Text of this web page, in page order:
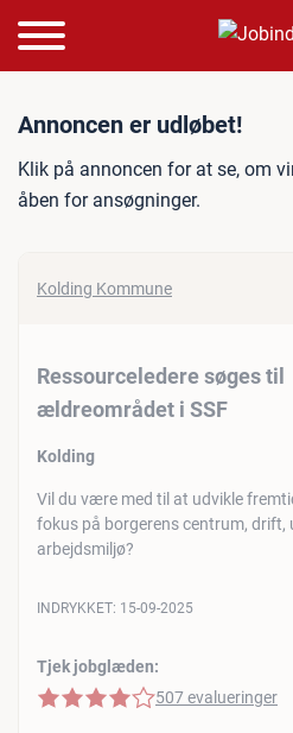
Jobannonce:
Annoncen er udløbet!
Klik på annoncen for at se, om
åben for ansøgninger.
Kolding Kommune
Ressourceledere søges til
ældreområdet i SSF
Kolding
Vil du være med til at udvikle
fokus på borgerens centrum, drift,
arbejdsmiljø?
Tjek jobglæden:
4 af 5 stjerner
507 evalueringer
INDRYKKET: 15-09-2025